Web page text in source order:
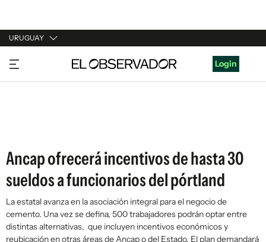
URUGUAY
URUGUAY
ARGENTINA
Login
Ancap ofrecerá incentivos de hasta 30
sueldos a funcionarios del pórtland
La estatal avanza en la asociación integral para el negocio de
cemento. Una vez se defina, 500 trabajadores podrán optar entre
distintas alternativas, que incluyen incentivos económicos y
reubicación en otras áreas de Ancap o del Estado. El plan demandará